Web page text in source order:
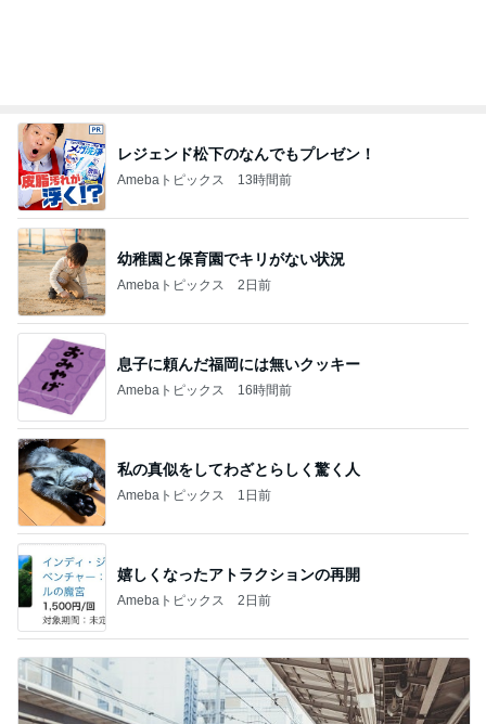
レジェンド松下のなんでもプレゼン！
Amebaトピックス 13時間前
幼稚園と保育園でキリがない状況
Amebaトピックス 2日前
息子に頼んだ福岡には無いクッキー
Amebaトピックス 16時間前
私の真似をしてわざとらしく驚く人
Amebaトピックス 1日前
嬉しくなったアトラクションの再開
Amebaトピックス 2日前